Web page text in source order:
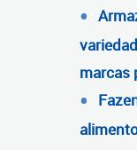
marcas